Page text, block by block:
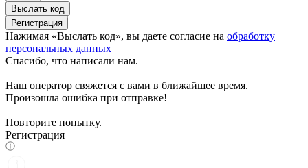
Выслать код
Регистрация
Нажимая «Выслать код», вы даете согласие на обработку
персональных данных
Спасибо, что написали нам.
Наш оператор свяжется с вами в ближайшее время.
Произошла ошибка при отправке!
Повторите попытку.
Регистрация